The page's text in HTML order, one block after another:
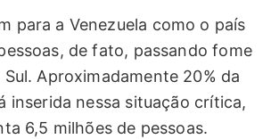
para a Venezuela como o país
de fato, passando fome
Aproximadamente 20% da
inserida nessa situação crítica,
6,5 milhões de pessoas.